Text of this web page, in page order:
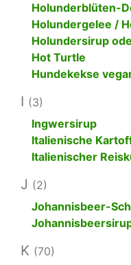
Holunderblüten-
Holundergelee /
Holundersirup
Hot Turtle
Hundekekse
I (3)
Ingwersirup
Italienische
Italienischer
J (2)
Johannisbeer-
K (70)